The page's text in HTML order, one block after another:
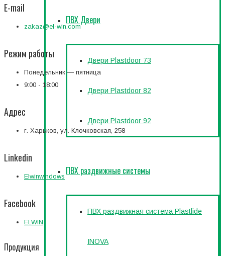
ПВХ Двери
Двери Plastdoor 73
Двери Plastdoor 82
Двери Plastdoor 92
ПВХ раздвижные системы
ПВХ раздвижная система Plastlide
INOVA
E-mail
zakaz@el-win.com
Режим работы
Понедельник — пятница
9:00 - 18:00
Адрес
г. Харьков, ул. Клочковская, 258
Linkedin
Elwinwindows
Facebook
ELWIN
Продукция